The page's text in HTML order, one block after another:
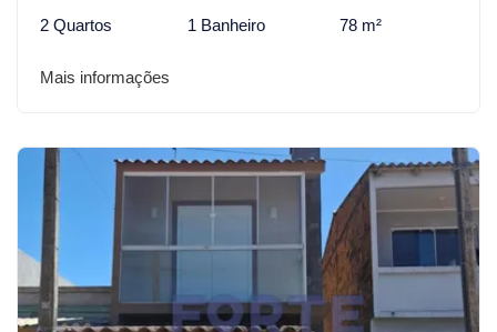
2 Quartos 1 Banheiro 78 m²
Mais informações